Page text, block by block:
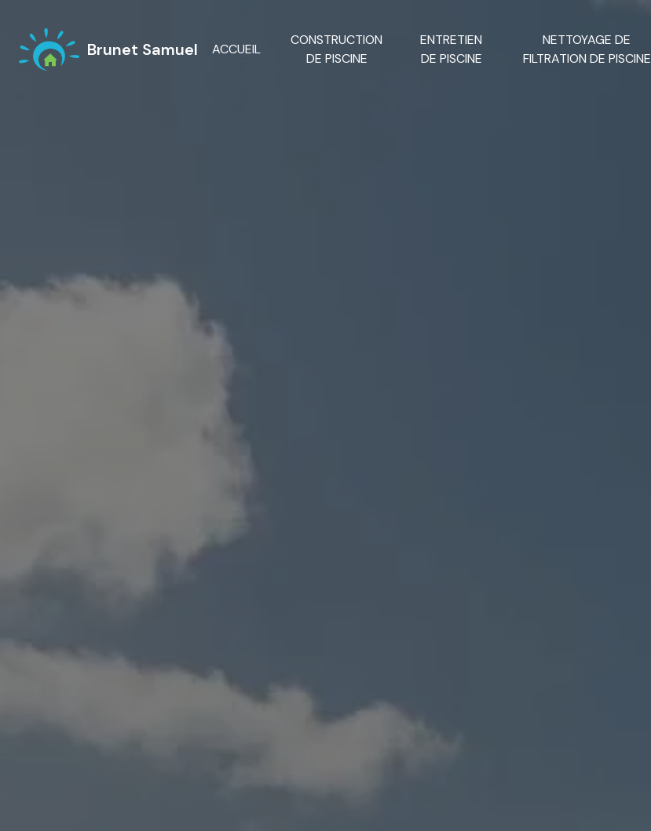
Brunet Samuel ACCUEIL
CONSTRUCTION
DE PISCINE
ENTRETIEN
DE PISCINE
NETTOYAGE DE
FILTRATION DE PISCINE